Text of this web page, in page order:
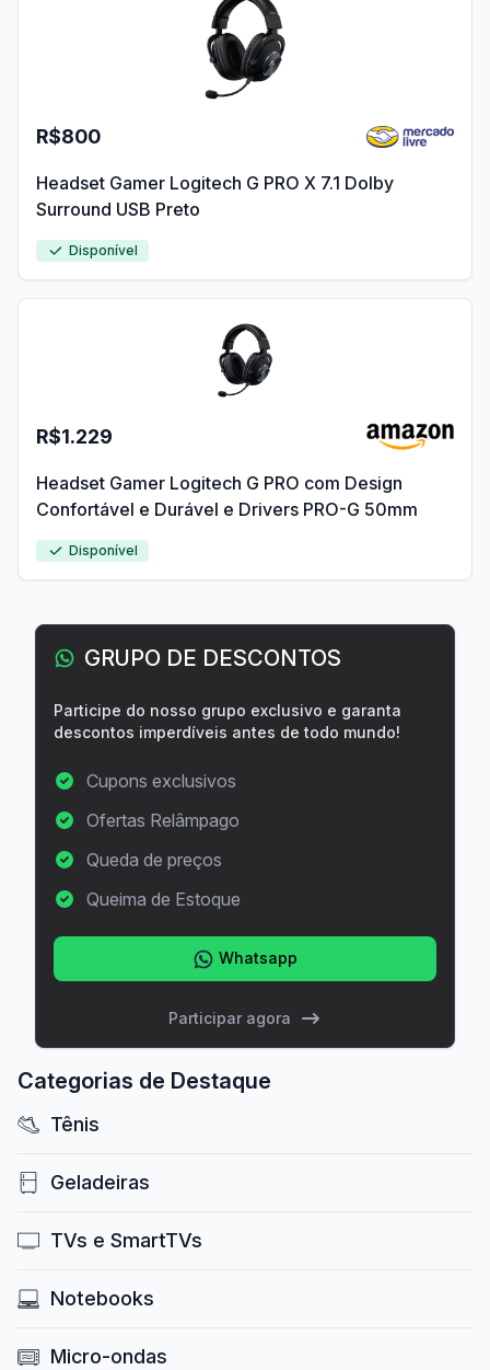
R$800
Headset Gamer Logitech G PRO X 7.1 Dolby
Surround USB Preto
Disponível
R$1.229
Headset Gamer Logitech G PRO com Design
Confortável e Durável e Drivers PRO-G 50mm
Disponível
GRUPO DE DESCONTOS
Participe do nosso grupo exclusivo e garanta
descontos imperdíveis antes de todo mundo!
Cupons exclusivos
Ofertas Relâmpago
Queda de preços
Queima de Estoque
Whatsapp
Participar agora
Categorias de Destaque
Tênis
Geladeiras
TVs e SmartTVs
Notebooks
Micro-ondas